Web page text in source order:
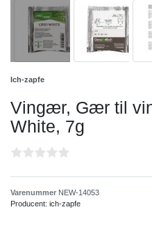
Ich-zapfe
Vingær, Gær til
White, 7g
Varenummer NEW-14053
Producent: ich-zapfe